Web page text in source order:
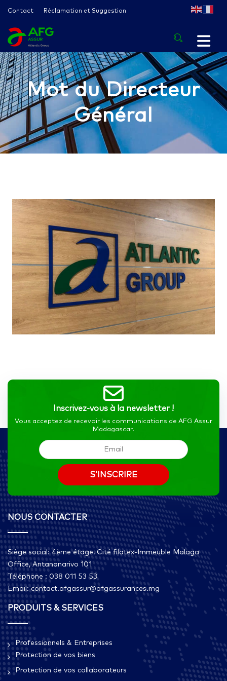
Contact Réclamation et Suggestion
Mot du Directeur
Général
Inscrivez-vous à la newsletter !
Vous acceptez de recevoir les communications de AFG Assur
Madagascar.
NOUS CONTACTER
Siège social: 4ème étage, Cité filatex-Immeuble Malaga
Office, Antananarivo 101
Téléphone : 038 011 53 53
Email: contact.afgassur@afgassurances.mg
PRODUITS & SERVICES
Professionnels & Entreprises
Protection de vos biens
Protection de vos collaborateurs